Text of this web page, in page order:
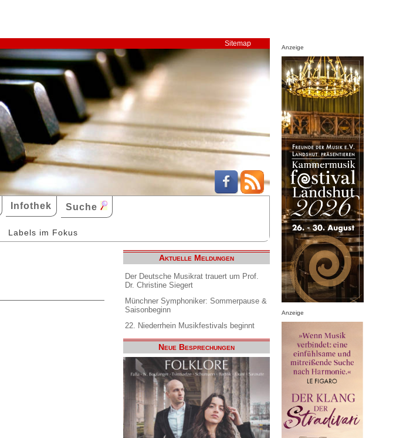
Sitemap
Infothek Suche
Labels im Fokus
Aktuelle Meldungen
Der Deutsche Musikrat trauert um Prof.
Dr. Christine Siegert
Münchner Symphoniker: Sommerpause &
Saisonbeginn
22. Niederrhein Musikfestivals beginnt
Neue Besprechungen
Anzeige
Anzeige